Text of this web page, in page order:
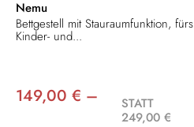
Nemu
Bettgestell mit Stauraumfunktion, fürs
Kinder- und...
149,00 € –
STATT
249,00 €